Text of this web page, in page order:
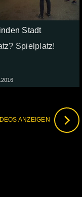
Stadt
Spielplatz!
ANZEIGEN